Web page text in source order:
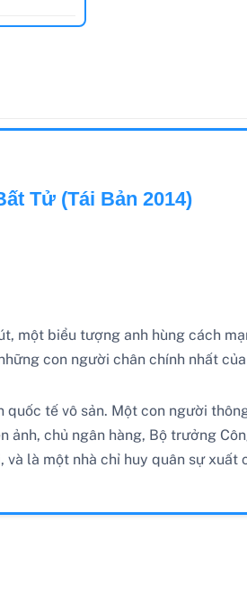
Tử (Tái Bản 2014)
một biểu tượng anh hùng cách
con người chân chính nhất
tế vô sản. Một con người
ảnh, chủ ngân hàng, Bộ trưởng
là một nhà chỉ huy quân sự xuất